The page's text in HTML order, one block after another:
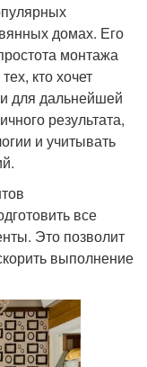
домах. Его
монтажа
кто хочет
для дальнейшей
результата,
и учитывать
все
Это позволит
выполнение